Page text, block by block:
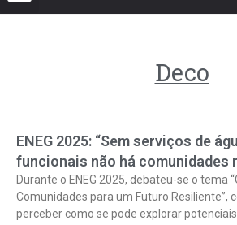
Deco
ENEG 2025: “Sem serviços de
funcionais não há comunidades
Durante o ENEG 2025, debateu-se o tema
Comunidades para um Futuro Resiliente”,
perceber como se pode explorar